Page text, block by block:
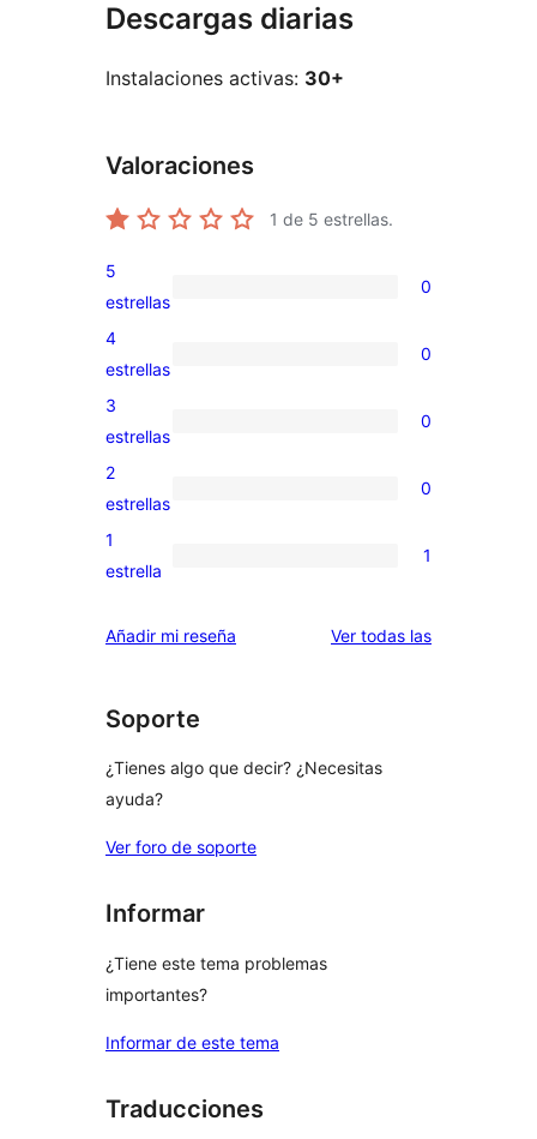
Descargas diarias
Instalaciones activas: 30+
Valoraciones
1 de 5 estrellas.
0
valoraciones
de
5
estrellas
0
0
valoraciones
de
4
estrellas
0
0
valoraciones
de
3
estrellas
0
0
valoraciones
de
estrellas
2
estrellas
0
1
de
1
estrella
1
Añadir mi reseña Ver todas lasvaloraciones
Soporte
¿Tienes algo que decir? ¿Necesitas
ayuda?
Ver foro de soporte
Informar
¿Tiene este tema problemas
importantes?
Informar de este tema
Traducciones